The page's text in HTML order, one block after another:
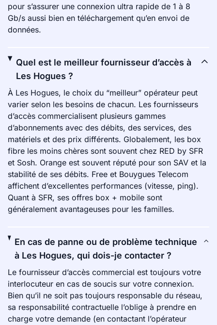
pour s’assurer une connexion ultra rapide de 1 à 8
Gb/s aussi bien en téléchargement qu’en envoi de
données.
Quel est le meilleur fournisseur d’accès à
Les Hogues ?
À Les Hogues, le choix du “meilleur” opérateur peut
varier selon les besoins de chacun. Les fournisseurs
d’accès commercialisent plusieurs gammes
d’abonnements avec des débits, des services, des
matériels et des prix différents. Globalement, les box
fibre les moins chères sont souvent chez RED by SFR
et Sosh. Orange est souvent réputé pour son SAV et la
stabilité de ses débits. Free et Bouygues Telecom
affichent d’excellentes performances (vitesse, ping).
Quant à SFR, ses offres box + mobile sont
généralement avantageuses pour les familles.
En cas de panne ou de problème technique
à Les Hogues, qui dois-je contacter ?
Le fournisseur d’accès commercial est toujours votre
interlocuteur en cas de soucis sur votre connexion.
Bien qu’il ne soit pas toujours responsable du réseau,
sa responsabilité contractuelle l’oblige à prendre en
charge votre demande (en contactant l’opérateur